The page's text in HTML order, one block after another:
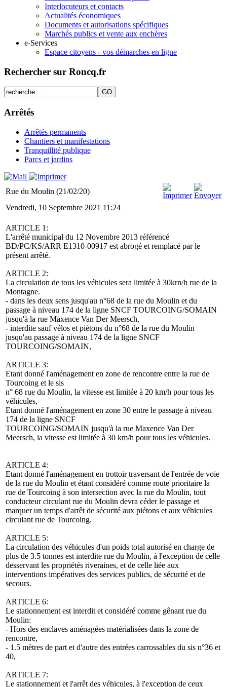
Interlocuteurs et contacts
Actualités économiques
Documents et autorisations spécifiques
Marchés publics et vente aux enchères
e-Services
Espace citoyens - vos démarches en ligne
Rechercher sur Roncq.fr
Arrêtés
Arrêtés permanents
Chantiers et manifestations
Tranquillité publique
Parcs et jardins
Rue du Moulin (21/02/20)
Vendredi, 10 Septembre 2021 11:24
ARTICLE 1:
L'arrêté municipal du 12 Novembre 2013 référencé
BD/PC/KS/ARR E1310-00917 est abrogé et remplacé par le
présent arrêté.
ARTICLE 2:
La circulation de tous les véhicules sera limitée à 30krn/h rue de la
Montagne.
- dans les deux sens jusqu'au n°68 de la rue du Moulin et du
passage à niveau 174 de la ligne SNCF TOURCOING/SOMAIN
jusqu'à la rue Maxence Van Der Meersch,
- interdite sauf vélos et piétons du n°68 de la rue du Moulin
jusqu'au passage à niveau 174 de la ligne SNCF
TOURCOING/SOMAIN,
ARTICLE 3:
Etant donné l'aménagement en zone de rencontre entre la rue de
Tourcoing et le sis
n° 68 rue du Moulin, la vitesse est limitée à 20 km/h pour tous les
véhicules,
Etant donné l'aménagement en zone 30 entre le passage à niveau
174 de la ligne SNCF
TOURCOING/SOMAIN jusqu'à la rue Maxence Van Der
Meersch, la vitesse est limitée à 30 km/h pour tous les véhicules.
ARTICLE 4:
Etant donné l'aménagement en trottoir traversant de l'entrée de voie
de la rue du Moulin et étant considéré comme route prioritaire la
rue de Tourcoing à son intersection avec la rue du Moulin, tout
conducteur circulant rue du Moulin devra céder le passage et
marquer un temps d'arrêt de sécurité aux piétons et aux véhicules
circulant rue de Tourcoing.
ARTICLE 5:
La circulation des véhicules d'un poids total autorisé en charge de
plus de 3.5 tonnes est interdite rue du Moulin, à l'exception de celle
desservant les propriétés riveraines, et de celle liée aux
interventions impératives des services publics, de sécurité et de
secours.
ARTICLE 6:
Le stationnement est interdit et considéré comme gênant rue du
Moulin:
- Hors des enclaves aménagées matérialisées dans la zone de
rencontre,
- 1.5 mètres de part et d'autre des entrées carrossables du sis n°36 et
40,
ARTICLE 7:
Le stationnement et l'arrêt des véhicules, à l'exception de ceux